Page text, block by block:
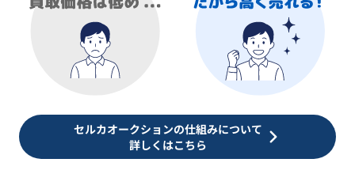
セルカオークションの仕組みについて
詳しくはこちら